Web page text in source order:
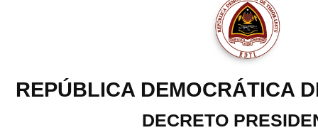
REPÚBLICA DEMOCRÁTICA
DECRETO